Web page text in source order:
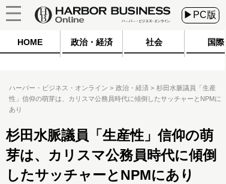
▶PC版
HOME 政治・経済 社会 国際
ハーバー・ビジネス・オンライン 政治・経済
杉田水脈議員「生産
性」信仰の萌芽は、カリスマ公務員時代に傾倒したサッチャーとNPMに
あり
杉田水脈議員「生産性」信仰の萌
芽は、カリスマ公務員時代に傾倒
したサッチャーとNPMにあり